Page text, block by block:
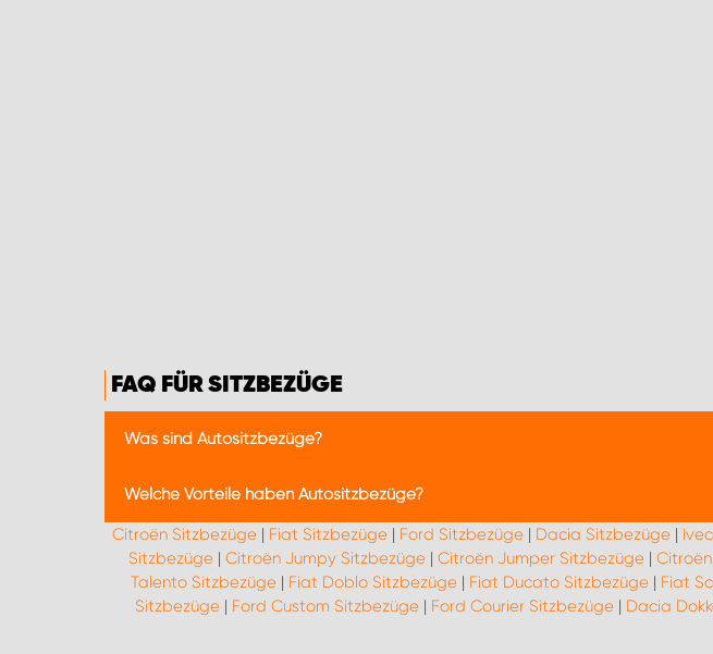
FAQ FÜR SITZBEZÜGE
Was sind Autositzbezüge?
Autositzbezüge sind spezielle Überzüge, die über die Originalsitze eines
Abnutzung, Schmutz und Beschädigungen. Autositzbezüge gibt es in
Designs, um den Innenraum eines Fahrzeugs individuell zu gestalten.
Welche Vorteile haben Autositzbezüge?
Autositzbezüge bieten zahlreiche Vorteile: Sie schützen die originalen Sitze
Fahrzeugs erhöhen kann. Zudem ermöglichen sie eine individuelle
waschbaren Materialien lassen sich Autositzbezüge leicht reinigen, was zu
Citroën Sitzbezüge | Fiat Sitzbezüge | Ford Sitzbezüge | Dacia Sitzbezüge |
Sitzbezüge | Citroën Jumpy Sitzbezüge | Citroën Jumper Sitzbezüge |
Talento Sitzbezüge| Fiat Doblo Sitzbezüge| Fiat Ducato Sitzbezüge| Fiat
Sitzbezüge | Ford Custom Sitzbezüge | Ford Courier Sitzbezüge | Dacia